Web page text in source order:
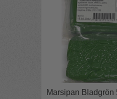
Marsipan Bladgrön